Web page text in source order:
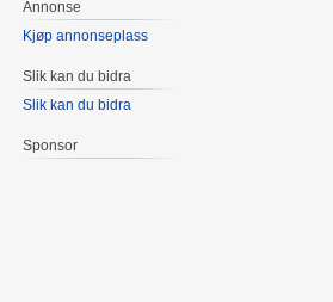
Annonse
Kjøp annonseplass
Slik kan du bidra
Slik kan du bidra
Sponsor